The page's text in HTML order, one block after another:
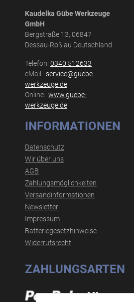
Kaudelka Gübe Werkzeuge
GmbH
Bergstraße 13, 06847
Dessau-Roßlau Deutschland
Telefon: 0340 512633
eMail: service@guebe-
werkzeuge.de
Online: www.guebe-
werkzeuge.de
INFORMATIONEN
Datenschutz
Wir über uns
AGB
Zahlungsmöglichkeiten
Versandinformationen
Newsletter
Impressum
Batteriegesetzhinweise
Widerrufsrecht
ZAHLUNGSARTEN